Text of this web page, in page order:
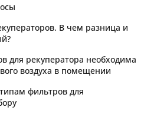
В чем разница и
для рекуператора необходима
воздуха в помещении
фильтров для